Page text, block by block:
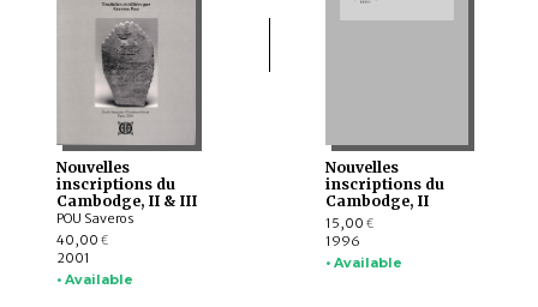
Nouvelles
inscriptions du
Cambodge, II & III
POU Saveros
40,00 €
2001
• Available
Nouvelles
inscriptions du
Cambodge, II
15,00 €
1996
• Available